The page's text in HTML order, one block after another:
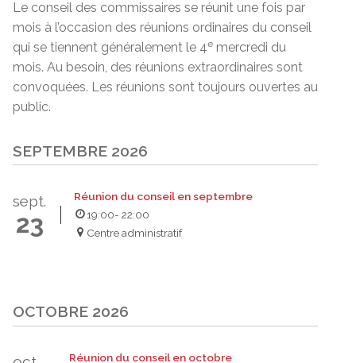
Le conseil des commissaires se réunit une fois par
mois à l’occasion des réunions ordinaires du conseil
qui se tiennent généralement le 4e mercredi du
mois. Au besoin, des réunions extraordinaires sont
convoquées. Les réunions sont toujours ouvertes au
public.
SEPTEMBRE 2026
sept.
23
Réunion du conseil en septembre
19:00- 22:00
Centre administratif
OCTOBRE 2026
Réunion du conseil en octobre